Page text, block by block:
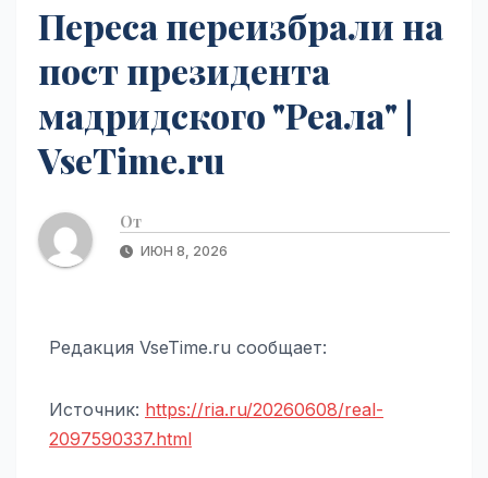
Переса переизбрали на
пост президента
мадридского "Реала" |
VseTime.ru
От
ИЮН 8, 2026
Редакция VseTime.ru сообщает:
Источник: https://ria.ru/20260608/real-
2097590337.html